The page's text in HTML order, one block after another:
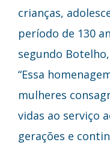
crianças,
período de 130
segundo
“Essa
mulheres
vidas ao serviço
gerações e